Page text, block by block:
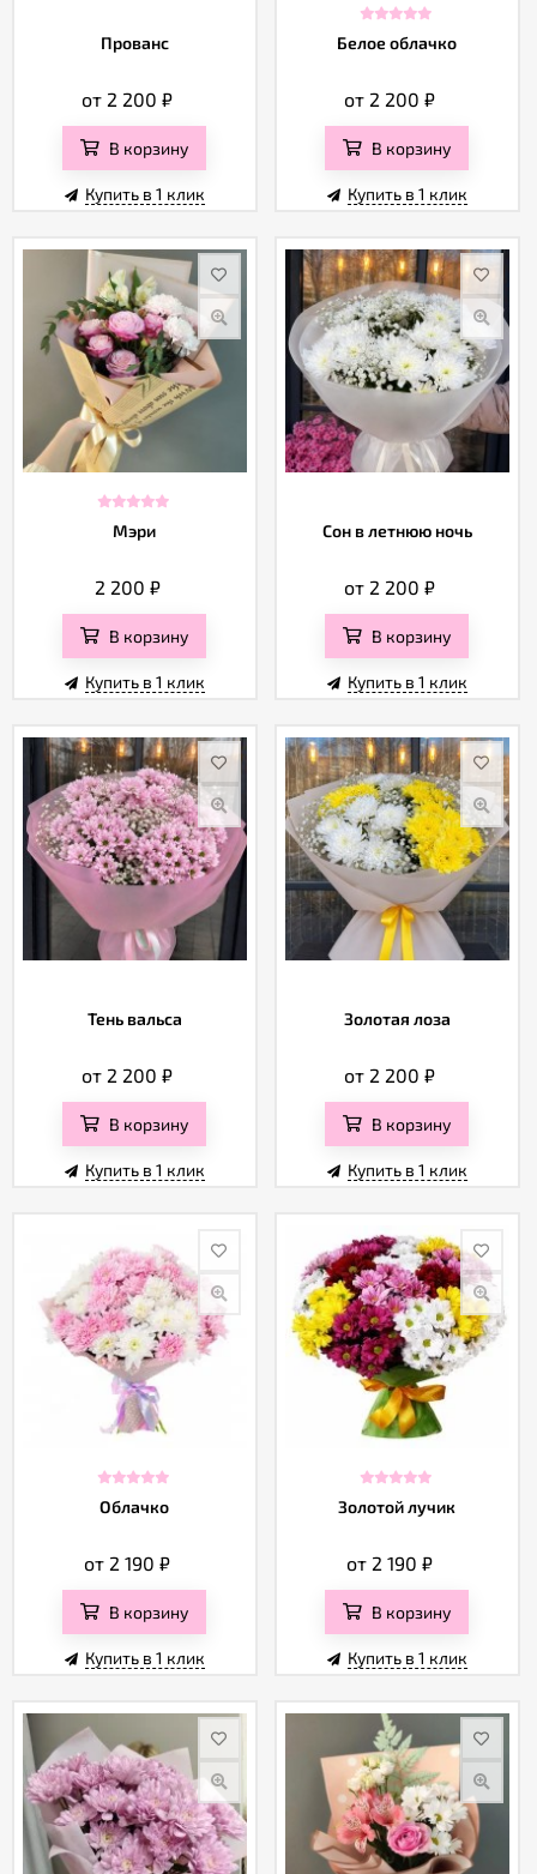
Прованс
от 2 200₽
В корзину
Купить в 1 клик
Белое облачко
от 2 200₽
В корзину
Купить в 1 клик
Мэри
2 200 ₽
В корзину
Купить в 1 клик
Сон в летнюю ночь
от 2 200₽
В корзину
Купить в 1 клик
Тень вальса
от 2 200₽
В корзину
Купить в 1 клик
Золотая лоза
от 2 200₽
В корзину
Купить в 1 клик
Облачко
от 2 190₽
В корзину
Купить в 1 клик
Золотой лучик
от 2 190₽
В корзину
Купить в 1 клик